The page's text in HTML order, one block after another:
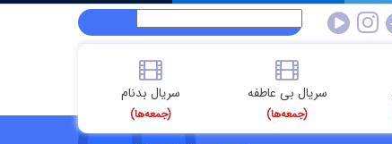
سریال بی عاطفه
(جمعه‌ها)
سریال بدنام
(جمعه‌ها)